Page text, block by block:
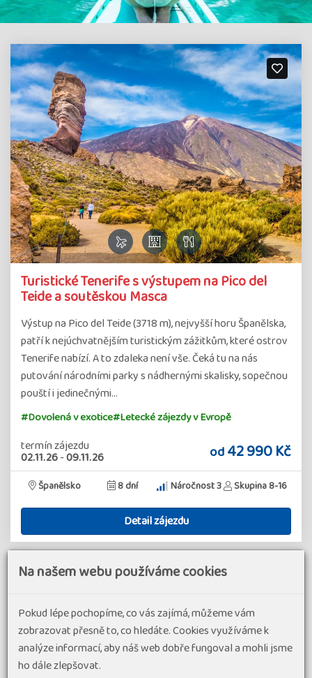
Turistické Tenerife s výstupem na Pico del
Teide a soutěskou Masca
Výstup na Pico del Teide (3718 m), nejvyšší horu Španělska,
patří k nejúchvatnějším turistickým zážitkům, které ostrov
Tenerife nabízí. A to zdaleka není vše. Čeká tu na nás
putování národními parky s nádhernými skalisky, sopečnou
pouští i jedinečnými…
#Dovolená v exotice#Letecké zájezdy v Evropě
termín zájezdu
02.11.26-09.11.26 od42 990 Kč
Španělsko 8 dní Náročnost 3 Skupina 8-16
Detail zájezdu
Na našem webu používáme cookies
Pokud lépe pochopíme, co vás zajímá, můžeme vám
zobrazovat přesně to, co hledáte. Cookies využíváme k
analýze informací, aby náš web dobře fungoval a mohli jsme
ho dále zlepšovat.